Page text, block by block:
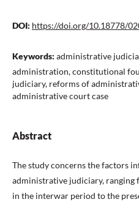
DOI: https://doi.org/10.18778/
Keywords: administrative
administration, constitutional
judiciary, reforms of
administrative court case
Abstract
The study concerns the factors
administrative judiciary,
in the interwar period to the